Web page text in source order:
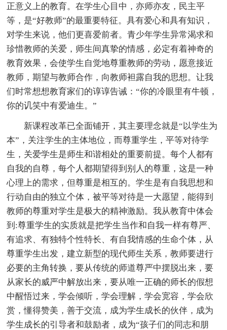
正意义上的教育。在学生心目中，亦师亦友，民主平
等，是“好教师”的最重要特征。具有爱心和具有知识，
对学生来说，他们更喜爱前者。青少年学生异常渴求和
珍惜教师的关爱，师生间真挚的情感，必定有着神奇的
教育效果，会使学生自觉地尊重教师的劳动，愿意接近
教师，期望与教师合作，向教师袒露自我的思想。让我
们时常想想教育家们的谆谆告诫：“你的冷眼里有牛顿，
你的讥笑中有爱迪生。”
新课程改革已全面铺开，其主要理念就是“以学生为
本”，关注学生的主体地位，而尊重学生，平等对待学
生，关爱学生是师生和谐相处的重要前提。每个人都有
自我的自尊，每个人都期望得到别人的尊重，这是一种
心理上的需求，但尊重是相互的。学生是有自我思想和
行动自由的独立个体，被平等对待是一大愿望，能得到
教师的尊重对学生是极大的精神激励。我从教育中体会
到:尊重学生的实质就是把学生当作和自我一样有尊严、
有追求、有独特个性特长、有自我情感的生命个体，从
尊重学生出发，建立新型的现代师生关系，教师要进行
必要的主角转换，要从传统的师道尊严中摆脱出来，要
从家长的威严中解放出来，要从唯一正确的师长的假想
中醒悟过来，学会倾听，学会理解，学会宽容，学会欣
赏，懂得赞美，善于交流，成为学生成长的伙伴，成为
学生成长的引导者和鼓励者，成为“孩子们的同志和朋